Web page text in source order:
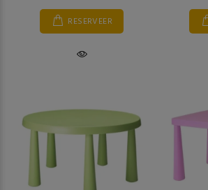
RESERVEER